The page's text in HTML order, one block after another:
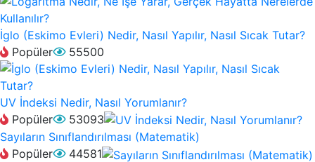
İglo (Eskimo Evleri) Nedir, Nasıl Yapılır, Nasıl Sıcak Tutar?
Popüler
55500
UV İndeksi Nedir, Nasıl Yorumlanır?
Popüler
53093
Sayıların Sınıflandırılması (Matematik)
Popüler
44581